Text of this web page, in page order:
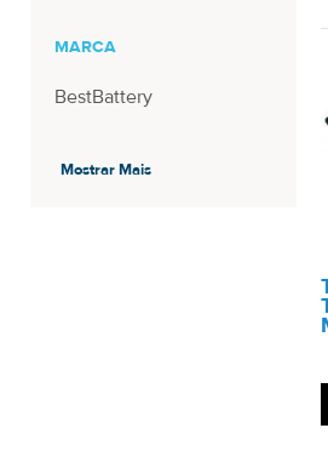
MARCA
BestBattery
TAMANHO
Mostrar Mais